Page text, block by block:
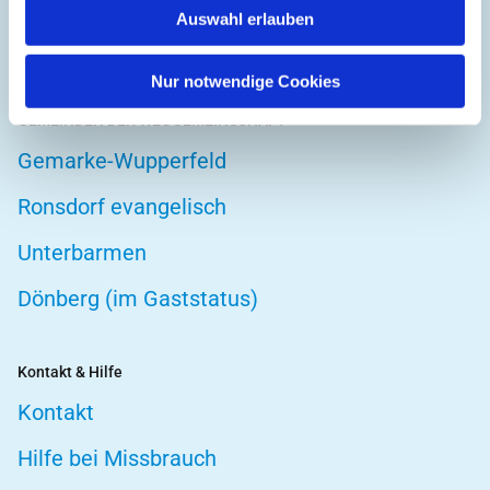
Auswahl erlauben
Nur notwendige Cookies
Telefonseelsorge
GEMEINDEN DER WEGGEMEINSCHAFT
Gemarke-Wupperfeld
Ronsdorf evangelisch
Unterbarmen
Dönberg (im Gaststatus)
Kontakt & Hilfe
Kontakt
Hilfe bei Missbrauch